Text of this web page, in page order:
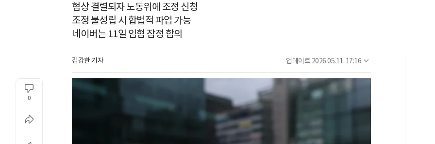
협상 결렬되자 노동위에 조정 신청
조정 불성립 시 합법적 파업 가능
네이버는 11일 임협 잠정 합의
김강한 기자 업데이트 2026.05.11. 17:16
0